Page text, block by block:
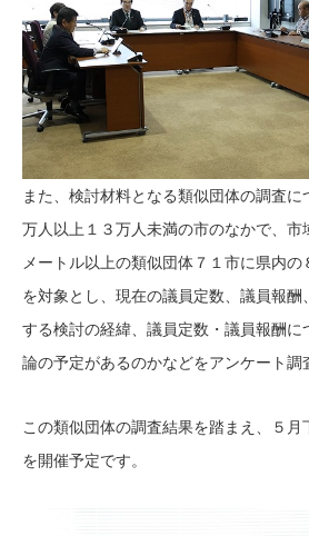
また、検討材料となる類似団体の調査に
万人以上１３万人未満の市のなかで、市
メートル以上の類似団体７１市に県内
を対象とし、現在の議員定数、議員報酬
する検討の経緯、議員定数・議員報酬に
論の予定があるのかなどをアンケート調
この類似団体の調査結果を踏まえ、５
を開催予定です。